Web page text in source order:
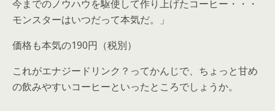
今までのノウハウを駆使して作り上げたコーヒー・・・
モンスターはいつだって本気だ。」
価格も本気の190円（税別）
これがエナジードリンク？ってかんじで、ちょっと甘め
の飲みやすいコーヒーといったところでしょうか。